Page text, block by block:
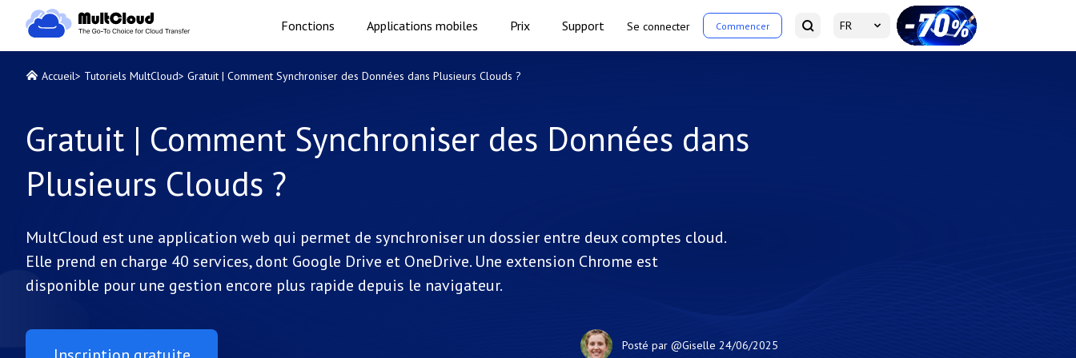
Fonctions Applications mobiles Prix Support Se connecter Commencer FR
Accueil> Tutoriels MultCloud> Gratuit | Comment Synchroniser des Données dans Plusieurs Clouds ?
Gratuit | Comment Synchroniser des Données dans
Plusieurs Clouds ?
MultCloud est une application web qui permet de synchroniser un dossier entre deux comptes cloud.
Elle prend en charge 40 services, dont Google Drive et OneDrive. Une extension Chrome est
disponible pour une gestion encore plus rapide depuis le navigateur.
Posté par @Giselle 24/06/2025